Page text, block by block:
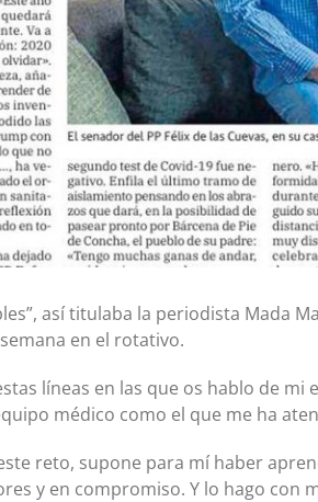
así titulaba la periodista Mada
en el rotativo.
líneas en las que os hablo de
médico como el que me ha
reto, supone para mí haber
y en compromiso. Y lo hago con